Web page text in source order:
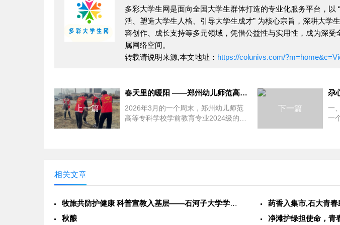
多彩大学生网是面向全国大学生群体打造的专业化服务平台，以
活、塑造大学生人格、引导大学生成才” 为核心宗旨，深耕大学
容创作、成长支持等多元领域，凭借公益性与实用性，成为深受
属网络空间。
转载请说明来源,本文地址： https://colunivs.com/
上一篇
春天里的暖阳 ——郑州幼儿师范高等专科学校2026年春季志愿
2026年3月的一个周末，郑州幼儿师范
高等专科学校学前教育专业2024级的林
下一篇
一
一
相关文章
牧旅共防护健康 科普宣教入基层——石河子大学学子联动警务力量
药香入集市,石大青
秋酿